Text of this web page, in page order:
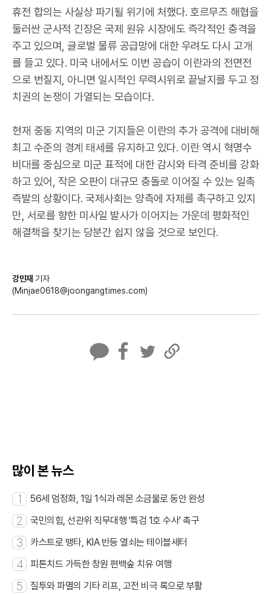
휴전 합의는 사실상 파기될 위기에 처했다. 호르무즈 해협을
둘러싼 군사적 긴장은 국제 원유 시장에도 즉각적인 충격을
주고 있으며, 글로벌 물류 공급망에 대한 우려도 다시 고개
를 들고 있다. 미국 내에서도 이번 공습이 이란과의 전면전
으로 번질지, 아니면 일시적인 무력시위로 끝날지를 두고 정
치권의 논쟁이 가열되는 모습이다.
현재 중동 지역의 미군 기지들은 이란의 추가 공격에 대비해
최고 수준의 경계 태세를 유지하고 있다. 이란 역시 혁명수
비대를 중심으로 미군 표적에 대한 감시와 타격 준비를 강화
하고 있어, 작은 오판이 대규모 충돌로 이어질 수 있는 일촉
즉발의 상황이다. 국제사회는 양측에 자제를 촉구하고 있지
만, 서로를 향한 미사일 발사가 이어지는 가운데 평화적인
해결책을 찾기는 당분간 쉽지 않을 것으로 보인다.
강민재 기자
(Minjae0618@joongangtimes.com)
많이 본 뉴스
1 56세 엄정화, 1일 1식과 레몬 소금물로 동안 완성
2 국민의힘, 선관위 직무대행 '특검 1호 수사' 촉구
3 카스트로 맹타, KIA 반등 열쇠는 테이블세터
4 피톤치드 가득한 창원 편백숲 치유 여행
5 질투와 파멸의 기타 리프, 고전 비극 록으로 부활